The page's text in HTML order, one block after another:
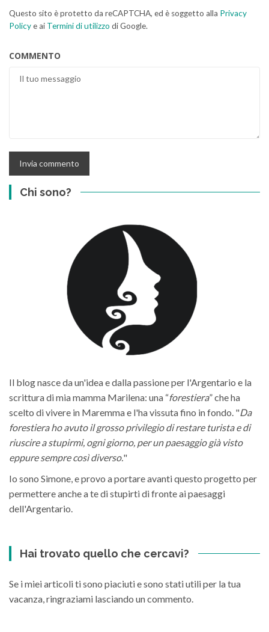
Questo sito è protetto da reCAPTCHA, ed è soggetto alla Privacy
Policye ai Termini di utilizzo di Google.
COMMENTO
Chi sono?
Il blog nasce da un'idea e dalla passione per l'Argentario e la
scrittura di mia mamma Marilena: una “forestiera” che ha
scelto di vivere in Maremma e l'ha vissuta fino in fondo. "Da
forestiera ho avuto il grosso privilegio di restare turista e di
riuscire a stupirmi, ogni giorno, per un paesaggio già visto
eppure sempre così diverso."
Io sono Simone, e provo a portare avanti questo progetto per
permettere anche a te di stupirti di fronte ai paesaggi
dell'Argentario.
Hai trovato quello che cercavi?
Se i miei articoli ti sono piaciuti e sono stati utili per la tua
vacanza, ringraziami lasciando un commento.